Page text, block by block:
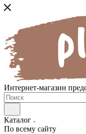
Интернет-магазин
Каталог
По всему сайту